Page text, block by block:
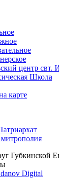
центр свт.
Школа
карте
митрополия
Губкинской
Digital